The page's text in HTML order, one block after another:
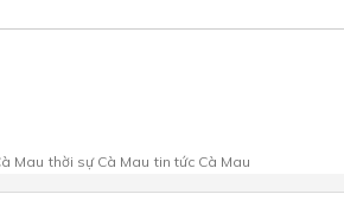
Mau thời sự Cà Mau tin tức Cà Mau